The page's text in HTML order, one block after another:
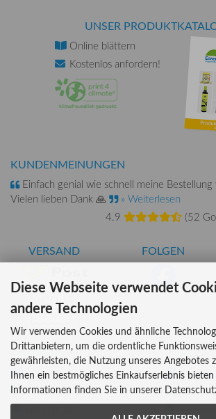
UNSER
Online blättern
Kostenlos anfordern!
KUNDENMEINUNGEN
Einfach genial wie schnell meine
Vielen lieben Dank 🙏
» Weiterlesen
4.9
(52
VERSAND FOLGEN
INFORMATIONEN
Über uns
Versandkosten
Lieferzeiten
Diese Webseite verwendet
andere Technologien
Wir verwenden Cookies und ähnliche
Drittanbietern, um die ordentliche
gewährleisten, die Nutzung unseres Angebotes
Ihnen ein bestmögliches Einkaufserlebnis
Informationen finden Sie in unserer